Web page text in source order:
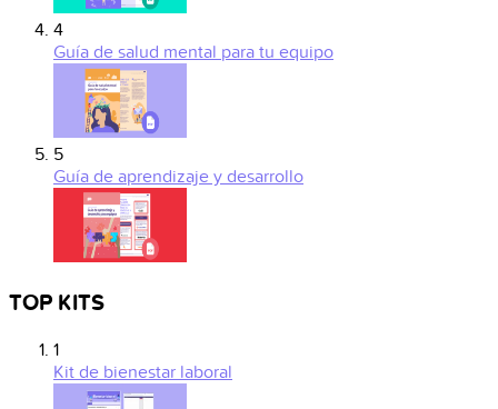
4
Guía de salud mental para tu equipo
5
Guía de aprendizaje y desarrollo
TOP KITS
1
Kit de bienestar laboral